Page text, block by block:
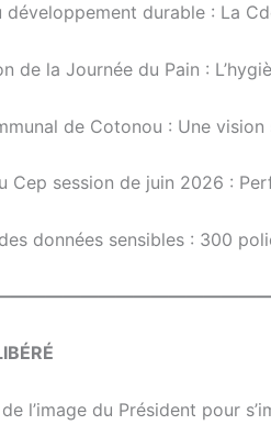
développement durable : La
de la Journée du Pain :
de Cotonou : Une vision
Cep session de juin 2026 :
données sensibles : 300
l’image du Président pour